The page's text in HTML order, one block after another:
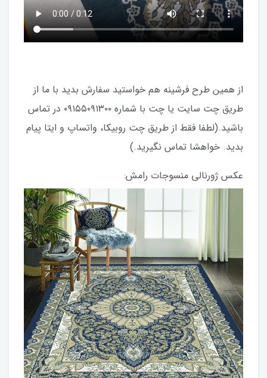
از همین طرح فرشینه هم خواستید سفارش بدید با ما از
طریق چت سایت یا چت با شماره ۰۹۱۵۵۰۹۱۳۰۰ در تماس
باشید.(لطفا فقط از طریق چت روبیکا، واتساپ و ایتا پیام
بدید. خواهشا تماس نگیرید.)
عکس ژورنالی منسوجات رامش: